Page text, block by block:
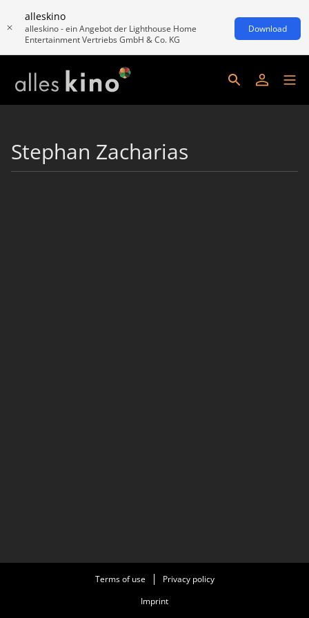
alleskino
alleskino - ein Angebot der Lighthouse Home
Entertainment Vertriebs GmbH & Co. KG
Download
Stephan Zacharias
Terms of use
Privacy policy
Imprint